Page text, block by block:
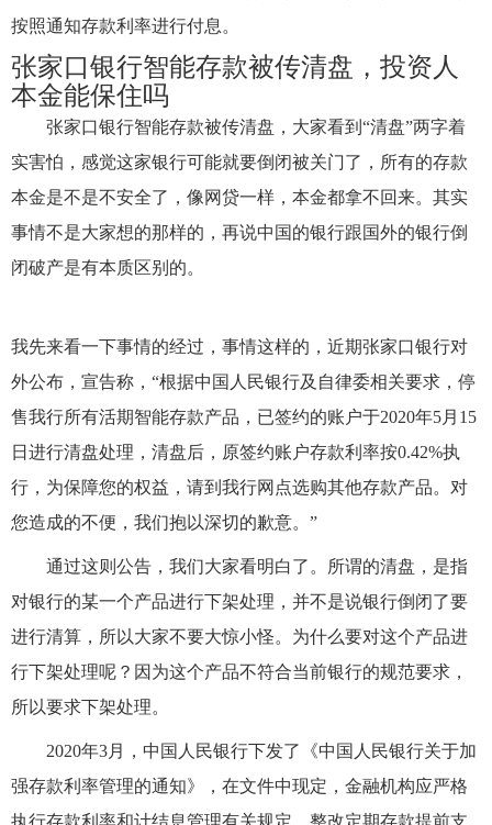
按照通知存款利率进行付息。
张家口银行智能存款被传清盘，投资人
本金能保住吗
张家口银行智能存款被传清盘，大家看到“清盘”两字着
实害怕，感觉这家银行可能就要倒闭被关门了，所有的存款
本金是不是不安全了，像网贷一样，本金都拿不回来。其实
事情不是大家想的那样的，再说中国的银行跟国外的银行倒
闭破产是有本质区别的。
我先来看一下事情的经过，事情这样的，近期张家口银行对
外公布，宣告称，“根据中国人民银行及自律委相关要求，停
售我行所有活期智能存款产品，已签约的账户于2020年5月15
日进行清盘处理，清盘后，原签约账户存款利率按0.42%执
行，为保障您的权益，请到我行网点选购其他存款产品。对
您造成的不便，我们抱以深切的歉意。”
通过这则公告，我们大家看明白了。所谓的清盘，是指
对银行的某一个产品进行下架处理，并不是说银行倒闭了要
进行清算，所以大家不要大惊小怪。为什么要对这个产品进
行下架处理呢？因为这个产品不符合当前银行的规范要求，
所以要求下架处理。
2020年3月，中国人民银行下发了《中国人民银行关于加
强存款利率管理的通知》，在文件中现定，金融机构应严格
执行存款利率和计结息管理有关规定，整改定期存款提前支